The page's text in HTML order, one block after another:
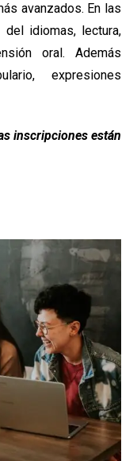
avanzados. En las
idiomas, lectura,
oral. Además
expresiones
inscripciones están